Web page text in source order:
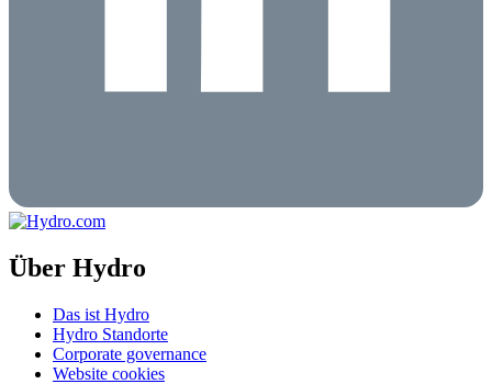
Über Hydro
Das ist Hydro
Hydro Standorte
Corporate governance
Website cookies